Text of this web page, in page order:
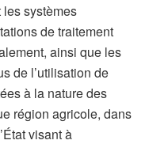
systèmes
de traitement
ainsi que les
de l’utilisation de
à la nature des
région agricole, dans
visant à